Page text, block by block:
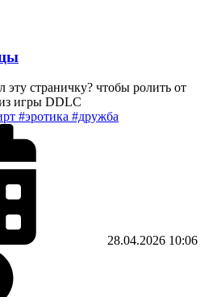
эту страничку? чтобы ролить от
игры DDLC
#эротика #дружба
28.04.2026 10:06